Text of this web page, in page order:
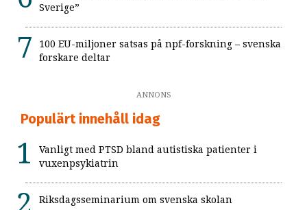
Sverige”
100 EU-miljoner satsas på npf-forskning – svenska
forskare deltar
ANNONS
Populärt innehåll idag
Vanligt med PTSD bland autistiska patienter i
vuxenpsykiatrin
Riksdagsseminarium om svenska skolan